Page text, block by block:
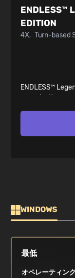
ENDLESS™
EDITION
4X Turn-based
ENDLESS™
game by the
civilization as
Auriga. Create
WINDOWS
最低
オペレーティン